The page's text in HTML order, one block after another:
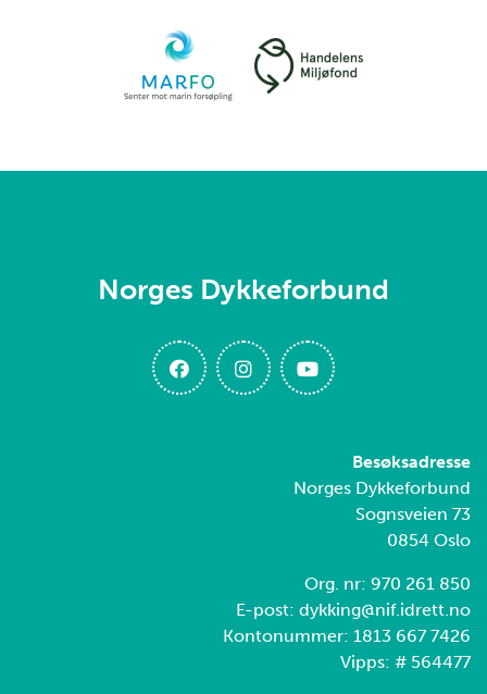
Norges Dykkeforbund
Besøksadresse
Norges Dykkeforbund
Sognsveien 73
0854 Oslo
Org. nr: 970 261 850
E-post: dykking@nif.idrett.no
Kontonummer: 1813 667 7426
Vipps: # 564477